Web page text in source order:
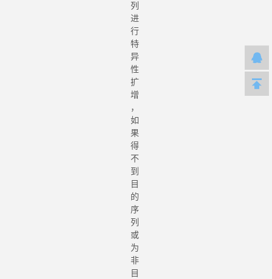
列
进
行
特
异
性
扩
增
，
如
果
得
不
到
目
的
序
列
或
为
非
目